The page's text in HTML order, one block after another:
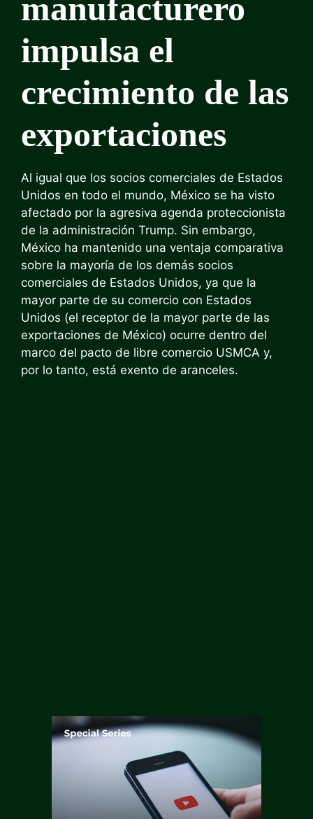
manufacturero
impulsa el
crecimiento de las
exportaciones
Al igual que los socios comerciales de Estados
Unidos en todo el mundo, México se ha visto
afectado por la agresiva agenda proteccionista
de la administración Trump. Sin embargo,
México ha mantenido una ventaja comparativa
sobre la mayoría de los demás socios
comerciales de Estados Unidos, ya que la
mayor parte de su comercio con Estados
Unidos (el receptor de la mayor parte de las
exportaciones de México) ocurre dentro del
marco del pacto de libre comercio USMCA y,
por lo tanto, está exento de aranceles.